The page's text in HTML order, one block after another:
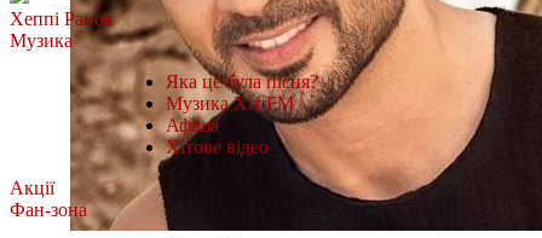
Хеппі Ранок
Музика
Яка це була пісня?
Музика Хіт FM
Афіша
Хітове відео
Акції
Фан-зона